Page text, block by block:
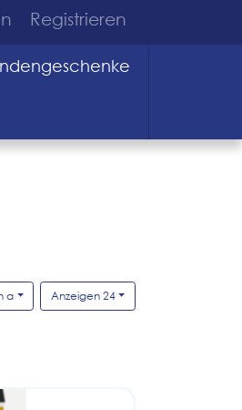
Registrieren
Anzeigen 24
a